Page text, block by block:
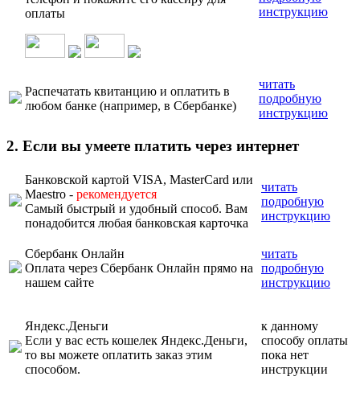
оплаты
инструкцию
Распечатать квитанцию и оплатить в
любом банке (например, в Сбербанке)
читать
подробную
инструкцию
2. Если вы умеете платить через интернет
Банковской картой VISA, MasterCard или
Maestro - рекомендуется
Самый быстрый и удобный способ. Вам
понадобится любая банковская карточка
читать
подробную
инструкцию
Сбербанк Онлайн
Оплата через Сбербанк Онлайн прямо на
нашем сайте
читать
подробную
инструкцию
Яндекс.Деньги
Если у вас есть кошелек Яндекс.Деньги,
то вы можете оплатить заказ этим
способом.
к данному
способу оплаты
пока нет
инструкции